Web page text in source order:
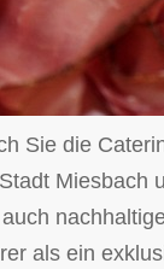
Sie die
Miesbach
als ein